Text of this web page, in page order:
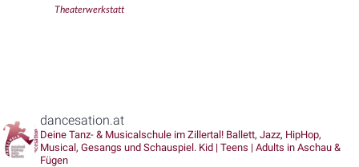
Theaterwerkstatt
dancesation.at
Deine Tanz- & Musicalschule im Zillertal! Ballett, Jazz, HipHop,
Musical, Gesangs und Schauspiel. Kid | Teens | Adults in Aschau &
Fügen